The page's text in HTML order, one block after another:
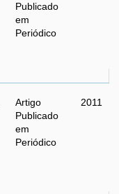
Publicado
em
Periódico
Artigo
Publicado
em
Periódico
2011